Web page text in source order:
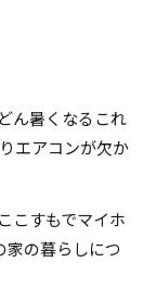
ん暑くなるこれ
エアコンが欠か
こすもでマイホ
家の暮らしにつ